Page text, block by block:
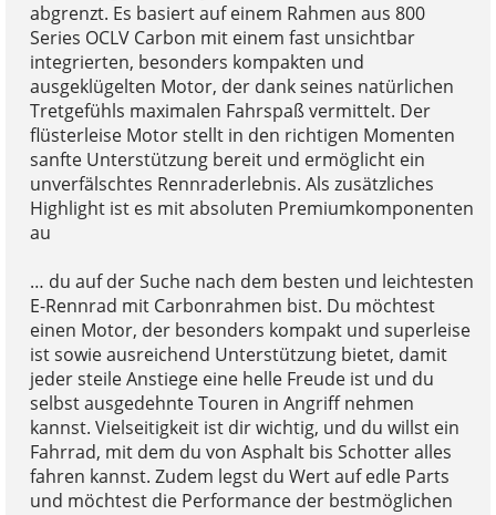
abgrenzt. Es basiert auf einem Rahmen aus 800
Series OCLV Carbon mit einem fast unsichtbar
integrierten, besonders kompakten und
ausgeklügelten Motor, der dank seines natürlichen
Tretgefühls maximalen Fahrspaß vermittelt. Der
flüsterleise Motor stellt in den richtigen Momenten
sanfte Unterstützung bereit und ermöglicht ein
unverfälschtes Rennraderlebnis. Als zusätzliches
Highlight ist es mit absoluten Premiumkomponenten
au
… du auf der Suche nach dem besten und leichtesten
E-Rennrad mit Carbonrahmen bist. Du möchtest
einen Motor, der besonders kompakt und superleise
ist sowie ausreichend Unterstützung bietet, damit
jeder steile Anstiege eine helle Freude ist und du
selbst ausgedehnte Touren in Angriff nehmen
kannst. Vielseitigkeit ist dir wichtig, und du willst ein
Fahrrad, mit dem du von Asphalt bis Schotter alles
fahren kannst. Zudem legst du Wert auf edle Parts
und möchtest die Performance der bestmöglichen